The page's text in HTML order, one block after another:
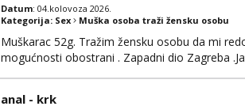
Datum: 04.kolovoza 2026.
Kategorija: Sex Muška osoba traži žensku osobu
Muškarac 52g. Tražim žensku osobu da mi
mogućnosti obostrani . Zapadni dio Zagreba
anal - krk